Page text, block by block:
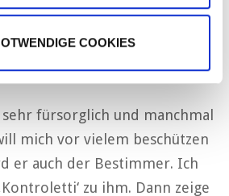
COOKIES
alles auf sich sitzen lassen.“
die Euch am
fürsorglich und manchmal
mich vor vielem beschützen
er auch der Bestimmer. Ich
zu ihm. Dann zeige